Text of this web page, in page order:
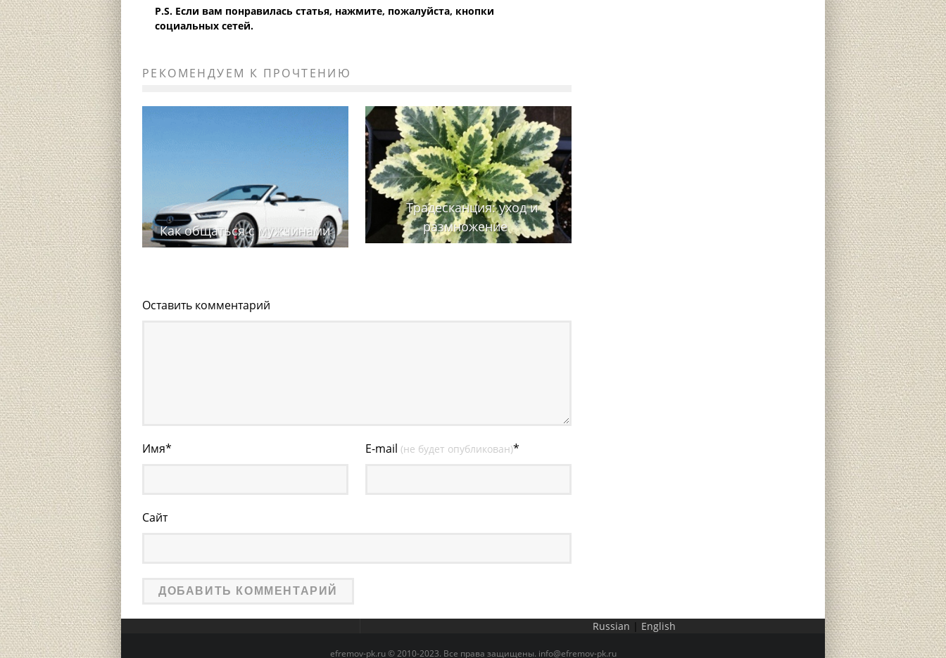
P.S. Если вам понравилась статья, нажмите, пожалуйста, кнопки
социальных сетей.
РЕКОМЕНДУЕМ К ПРОЧТЕНИЮ
Как общаться с мужчинами
Традесканция: уход и
размножение
Оставить комментарий
Имя* E-mail (не будет опубликован)*
Сайт
Russian | English
efremov-pk.ru © 2010-2023. Все права защищены. info@efremov-pk.ru